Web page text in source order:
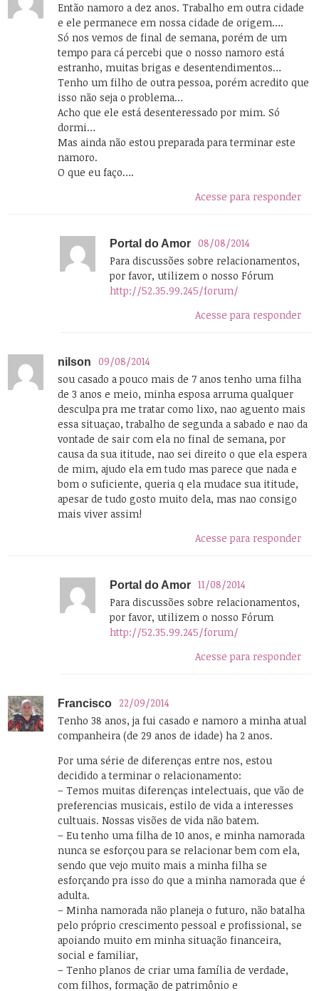
Então namoro a dez anos. Trabalho em outra cidade
e ele permanece em nossa cidade de origem….
Só nos vemos de final de semana, porém de um
tempo para cá percebi que o nosso namoro está
estranho, muitas brigas e desentendimentos…
Tenho um filho de outra pessoa, porém acredito que
isso não seja o problema…
Acho que ele está desenteressado por mim. Só
dormi…
Mas ainda não estou preparada para terminar este
namoro.
O que eu faço….
Acesse para responder
Portal do Amor
08/08/2014
Para discussões sobre relacionamentos,
por favor, utilizem o nosso Fórum
http://52.35.99.245/forum/
Acesse para responder
nilson
09/08/2014
sou casado a pouco mais de 7 anos tenho uma filha
de 3 anos e meio, minha esposa arruma qualquer
desculpa pra me tratar como lixo, nao aguento mais
essa situaçao, trabalho de segunda a sabado e nao da
vontade de sair com ela no final de semana, por
causa da sua ititude, nao sei direito o que ela espera
de mim, ajudo ela em tudo mas parece que nada e
bom o suficiente, queria q ela mudace sua ititude,
apesar de tudo gosto muito dela, mas nao consigo
mais viver assim!
Acesse para responder
Portal do Amor
11/08/2014
Para discussões sobre relacionamentos,
por favor, utilizem o nosso Fórum
http://52.35.99.245/forum/
Acesse para responder
Francisco
22/09/2014
Tenho 38 anos, ja fui casado e namoro a minha atual
companheira (de 29 anos de idade) ha 2 anos.
Por uma série de diferenças entre nos, estou
decidido a terminar o relacionamento:
– Temos muitas diferenças intelectuais, que vão de
preferencias musicais, estilo de vida a interesses
cultuais. Nossas visões de vida não batem.
– Eu tenho uma filha de 10 anos, e minha namorada
nunca se esforçou para se relacionar bem com ela,
sendo que vejo muito mais a minha filha se
esforçando pra isso do que a minha namorada que é
adulta.
– Minha namorada não planeja o futuro, não batalha
pelo próprio crescimento pessoal e profissional, se
apoiando muito em minha situação financeira,
social e familiar,
– Tenho planos de criar uma família de verdade,
com filhos, formação de patrimônio e